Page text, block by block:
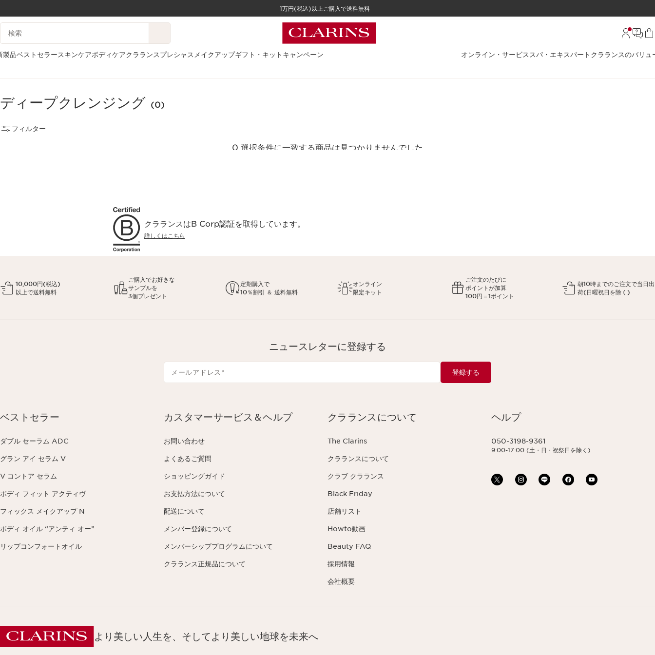
コンテンツへ移動
1万円(税込)以上ご購入で送料無料
検索候補
製品ベストセラースキンケアボディケアクラランスプレシャス メイクアップギフト・キット キャンペーン オンライン・サービス スパ・エキスパート クラランスのバリュ
ディープクレンジング (0)
フィルター
0 選択条件に一致する商品は見つかりませんでした
クラランスはB Corp認証を取得しています。
詳しくはこちら
10,000円(税込)
以上で送料無料
ご購入でお好きな
サンプルを
3個プレゼント
定期購入で
10％割引 ＆ 送料無料
オンライン
限定キット
ご注文のたびに
ポイントが加算
100円＝1ポイント
朝10時までのご注文で当日出
荷(日曜祝日を除く)
ニュースレターに登録する
メールアドレス * 登録する
ベストセラー
ダブル セーラム ADC
グラン アイ セラム V
V コントア セラム
ボディ フィット アクティヴ
フィックス メイクアップ N
ボディ オイル “アンティ オー”
リップコンフォートオイル
カスタマーサービス＆ヘルプ
お問い合わせ
よくあるご質問
ショッピングガイド
お支払方法について
配送について
メンバー登録について
メンバーシッププログラムについて
クラランス正規品について
クラランスについて
The Clarins
クラランスについて
クラブ クラランス
Black Friday
店舗リスト
Howto動画
Beauty FAQ
採用情報
会社概要
ヘルプ
050-3198-9361
9:00-17:00 (土・日・祝祭日を除く)
より美しい人生を、そしてより美しい地球を未来へ